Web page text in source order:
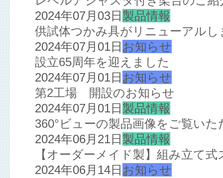
2024年07月03日 製品情報
供試体つかみ具がリニューアルし
2024年07月01日 お知らせ
設立65周年を迎えました
2024年07月01日 お知らせ
第2工場 開設のお知らせ
2024年07月01日 製品情報
360°ビューの製品画像をご覧いた
2024年06月21日 製品情報
【オーダーメイド製】組み立て
2024年06月14日 お知らせ